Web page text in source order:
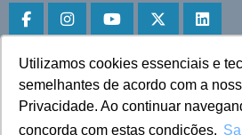
Utilizamos cookies essenciais e
semelhantes de acordo com a
Privacidade. Ao continuar
concorda com estas condições.
Faça download do aplicativo
Play Store e App Store